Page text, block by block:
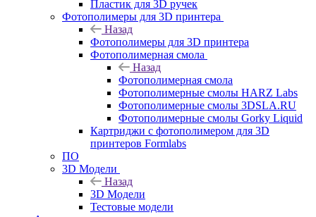
Пластик для 3D ручек
Фотополимеры для 3D принтера
Назад
Фотополимеры для 3D принтера
Фотополимерная смола
Назад
Фотополимерная смола
Фотополимерные смолы HARZ Labs
Фотополимерные смолы 3DSLA.RU
Фотополимерные смолы Gorky Liquid
Картриджи с фотополимером для 3D
принтеров Formlabs
ПО
3D Модели
Назад
3D Модели
Тестовые модели